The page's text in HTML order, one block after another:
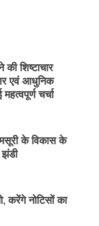
शिष्टाचार
एवं आधुनिक
चर्चा
के विकास के
झंडी
करेंगे नोटिसों का